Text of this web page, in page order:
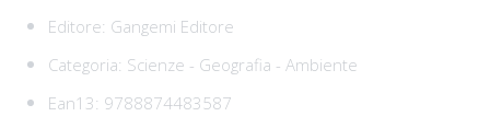
Editore: Gangemi Editore
Categoria: Scienze - Geografia - Ambiente
Ean13: 9788874483587